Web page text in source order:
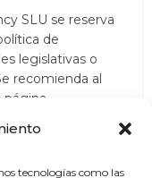
tecnologías como las
SLU se reserva
de
legislativas o
recomienda al
de